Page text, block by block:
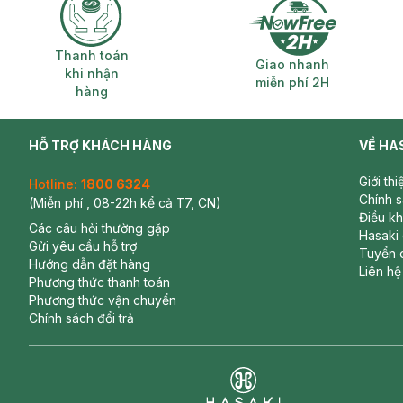
Thanh toán khi nhận hàng
Thanh toán
khi nhận
hàng
Giao nhanh
Giao nhanh
miễn phí 2H
HỖ TRỢ KHÁCH HÀNG
Hotline: 1800 6324
(Miễn phí , 08-22h kể cả T7, CN)
Các câu hỏi thường gặp
Gửi yêu cầu hỗ trợ
Hướng dẫn đặt hàng
Phương thức thanh toán
Phương thức vận chuyển
Chính sách đổi trả
VỀ
Giới
Chính
Điều
Hasaki
Tuyển
Liên hệ